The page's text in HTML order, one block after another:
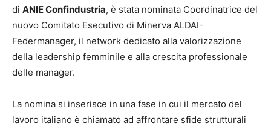
di ANIE Confindustria, è stata nominata Coordinatrice del
nuovo Comitato Esecutivo di Minerva ALDAI-
Federmanager, il network dedicato alla valorizzazione
della leadership femminile e alla crescita professionale
delle manager.
La nomina si inserisce in una fase in cui il mercato del
lavoro italiano è chiamato ad affrontare sfide strutturali